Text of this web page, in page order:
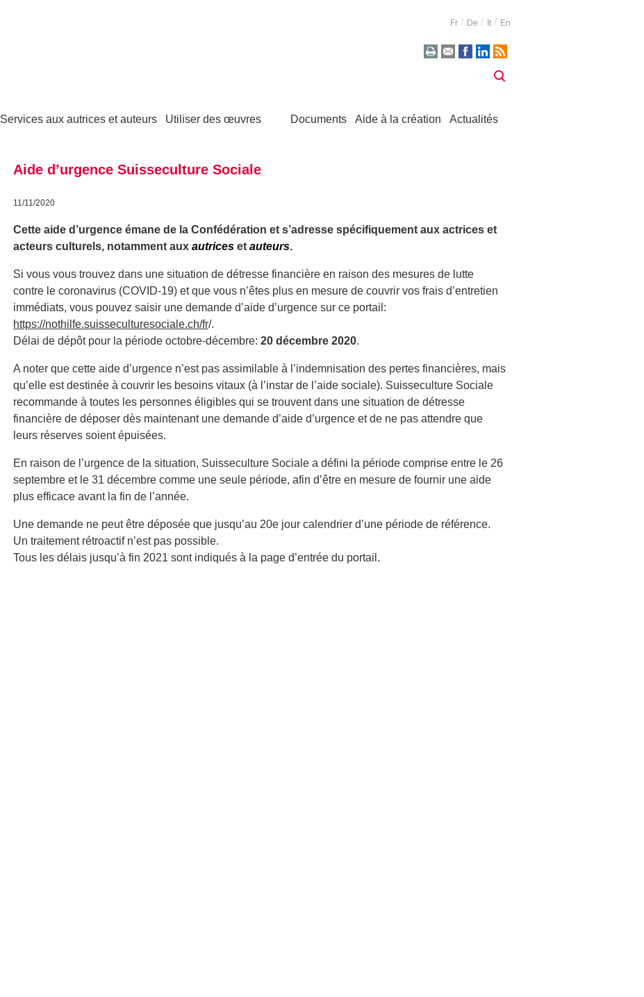
Fr De It En
Services aux autrices et auteurs Utiliser des œuvres Documents Aide à la création Actualités
Aide d’urgence Suisseculture Sociale
11/11/2020
Cette aide d’urgence émane de la Confédération et s’adresse spécifiquement aux actrices et
acteurs culturels, notamment aux autriceset auteurs.
Si vous vous trouvez dans une situation de détresse financière en raison des mesures de lutte
contre le coronavirus (COVID-19) et que vous n’êtes plus en mesure de couvrir vos frais d’entretien
immédiats, vous pouvez saisir une demande d’aide d’urgence sur ce portail:
https://nothilfe.suisseculturesociale.ch/fr/.
Délai de dépôt pour la période octobre-décembre: 20 décembre 2020.
A noter que cette aide d’urgence n’est pas assimilable à l’indemnisation des pertes financières, mais
qu’elle est destinée à couvrir les besoins vitaux (à l’instar de l’aide sociale). Suisseculture Sociale
recommande à toutes les personnes éligibles qui se trouvent dans une situation de détresse
financière de déposer dès maintenant une demande d’aide d’urgence et de ne pas attendre que
leurs réserves soient épuisées.
En raison de l’urgence de la situation, Suisseculture Sociale a défini la période comprise entre le 26
septembre et le 31 décembre comme une seule période, afin d’être en mesure de fournir une aide
plus efficace avant la fin de l’année.
Une demande ne peut être déposée que jusqu’au 20e jour calendrier d’une période de référence.
Un traitement rétroactif n’est pas possible.
Tous les délais jusqu’à fin 2021 sont indiqués à la page d’entrée du portail.